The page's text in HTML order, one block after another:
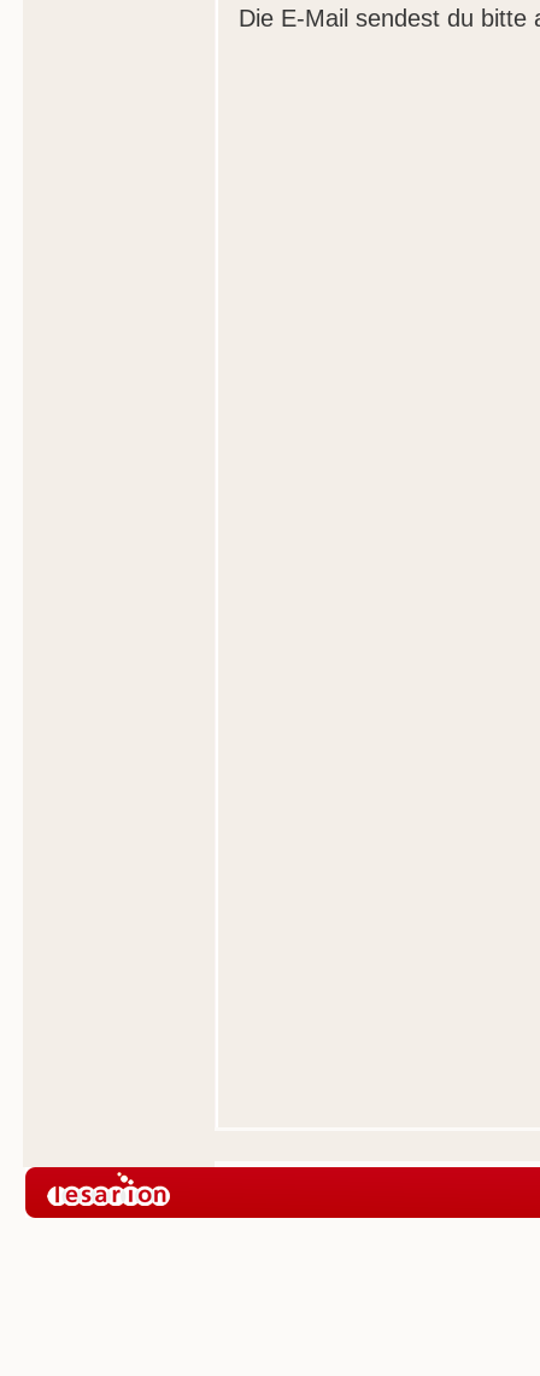
Die E-Mail sendest du bitte